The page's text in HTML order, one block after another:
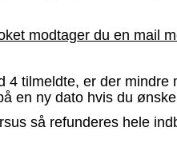
modtager du en mail
4 tilmeldte, er der
en ny dato hvis du
så refunderes hele